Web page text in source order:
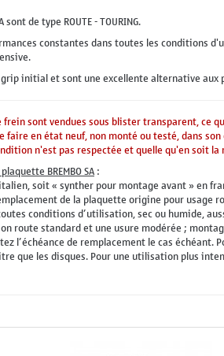
de type ROUTE - TOURING.
constantes dans toutes les conditions
grip initial et sont une excellente alternative
frein sont vendues sous blister transparent, ce
en état neuf, non monté ou testé, dans
n'est pas respectée et quelle qu'en soit la
BREMBO SA:
soit « synther pour montage avant » en
de la plaquette origine pour
conditions d’utilisation, sec ou humide,
route standard et une usure modérée ;
l’échéance de remplacement le cas
que les disques. Pour une utilisation plus